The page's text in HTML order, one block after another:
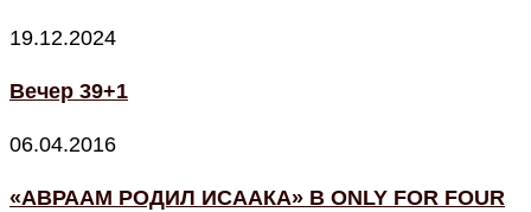
19.12.2024
Вечер 39+1
06.04.2016
«АВРААМ РОДИЛ ИСААКА» В ONLY FOR FOUR